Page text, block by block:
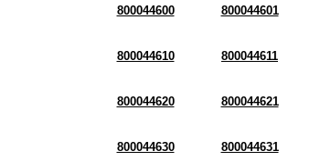
800044600 800044601
800044610 800044611
800044620 800044621
800044630 800044631